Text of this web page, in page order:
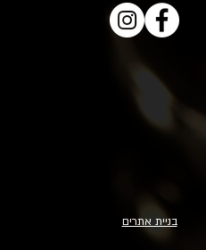
בניית אתרים